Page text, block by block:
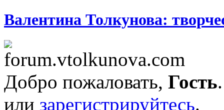
Валентина Толкунова:
Добро пожаловать, Гость
или зарегистрируйтесь.